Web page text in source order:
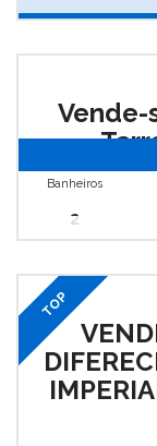
Vende-
Banheiros
2
TOP